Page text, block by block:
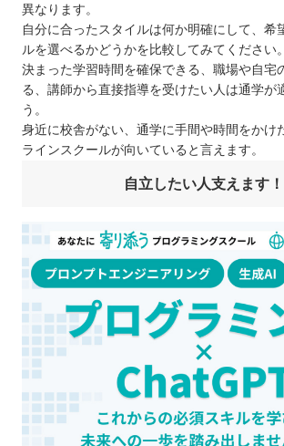
異なります。
自分に合ったスタイルは何か明確にして、希
ルを選べるかどうかを比較してみてください。
決まった学習時間を確保できる、職場や自宅
る、講師から直接指導を受けたい人は通学が
う。
身近に校舎がない、通学に手間や時間をかけ
ラインスクールが向いていると言えます。
自立したい人支えます！